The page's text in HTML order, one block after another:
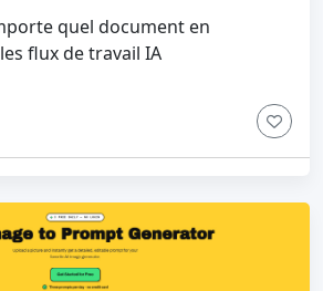
quel document en
flux de travail IA